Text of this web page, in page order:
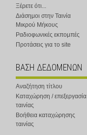
Ξέρετε ότι...
Διάσημοι στην Ταινία
Μικρού Μήκους
Ραδιοφωνικές εκπομπές
Προτάσεις για το site
ΒΑΣΗ ΔΕΔΟΜΕΝΩΝ
Αναζήτηση τίτλου
Καταχώρηση / επεξεργασία
ταινίας
Βοήθεια καταχώρησης
ταινίας